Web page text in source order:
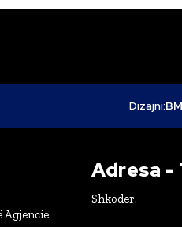
Dizajni:
Agjencie
Adresa -
Shkoder.